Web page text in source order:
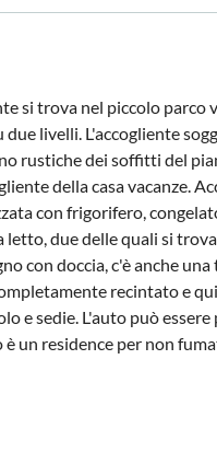
si trova nel piccolo parco
livelli. L'accogliente
rustiche dei soffitti del
della casa vacanze.
con frigorifero,
letto, due delle quali si
con doccia, c'è anche
recintato e
e sedie. L'auto può
un residence per non